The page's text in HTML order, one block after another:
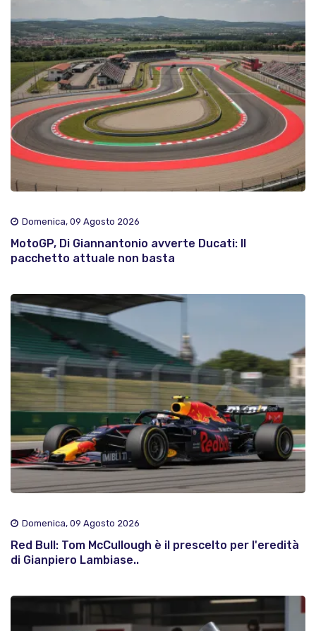
Domenica, 09 Agosto 2026
MotoGP, Di Giannantonio avverte Ducati: Il
pacchetto attuale non basta
Domenica, 09 Agosto 2026
Red Bull: Tom McCullough è il prescelto per l'eredità
di Gianpiero Lambiase..